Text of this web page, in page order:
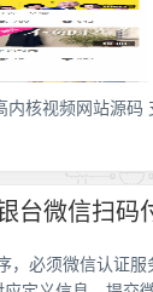
核视频网站源码
，必须微信认证